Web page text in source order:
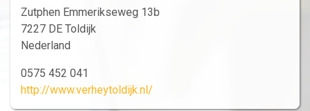
Zutphen Emmerikseweg 13b
7227 DE Toldijk
Nederland
0575 452 041
http://www.verheytoldijk.nl/